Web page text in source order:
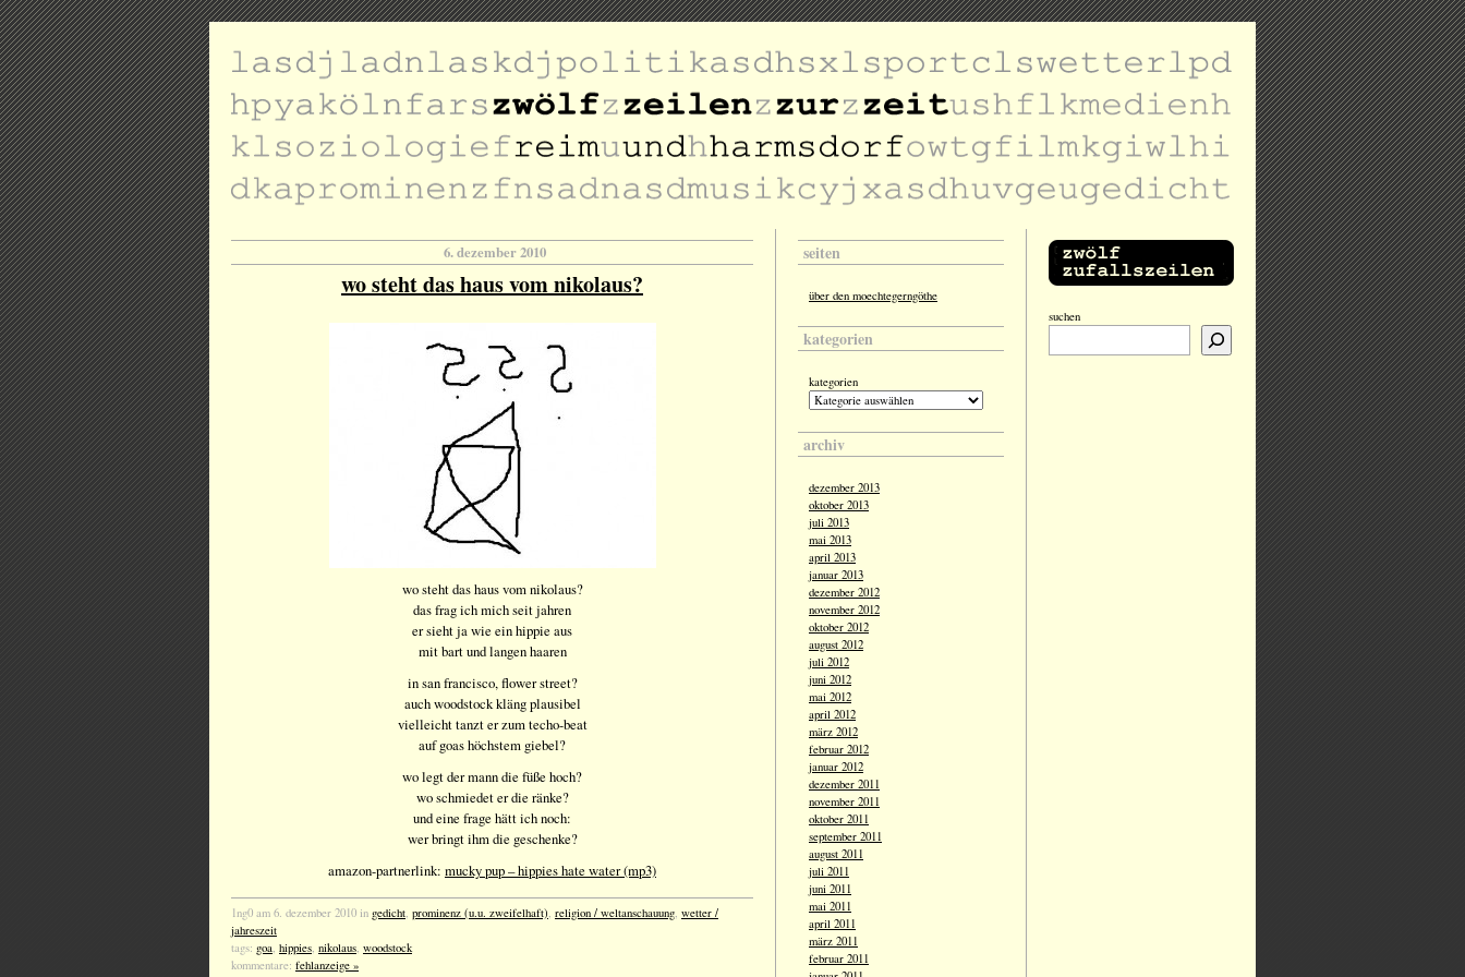
6. dezember 2010
wo steht das haus vom nikolaus?
wo steht das haus vom nikolaus?
das frag ich mich seit jahren
er sieht ja wie ein hippie aus
mit bart und langen haaren
in san francisco, flower street?
auch woodstock kläng plausibel
vielleicht tanzt er zum techo-beat
auf goas höchstem giebel?
wo legt der mann die füße hoch?
wo schmiedet er die ränke?
und eine frage hätt ich noch:
wer bringt ihm die geschenke?
amazon-partnerlink: mucky pup – hippies hate water (mp3)
1ng0 am 6. dezember 2010 in gedicht, prominenz (u.u. zweifelhaft), religion / weltanschauung, wetter /
jahreszeit
tags: goa, hippies, nikolaus, woodstock
kommentare: fehlanzeige »
seiten
über den moechtegerngöthe
kategorien
kategorien
archiv
dezember 2013
oktober 2013
juli 2013
mai 2013
april 2013
januar 2013
dezember 2012
november 2012
oktober 2012
august 2012
juli 2012
juni 2012
mai 2012
april 2012
märz 2012
februar 2012
januar 2012
dezember 2011
november 2011
oktober 2011
september 2011
august 2011
juli 2011
juni 2011
mai 2011
april 2011
märz 2011
februar 2011
suchen